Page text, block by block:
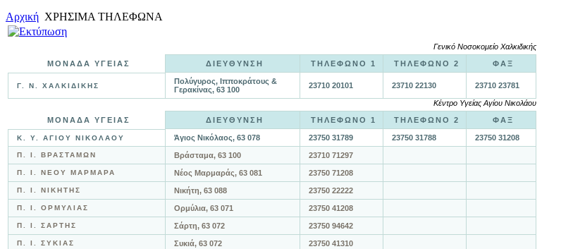
Αρχική ΧΡΗΣΙΜΑ ΤΗΛΕΦΩΝΑ
Γενικό Νοσοκομείο Χαλκιδικής
ΜΟΝΑΔΑ ΥΓΕΙΑΣ
ΔΙΕΥΘΥΝΣΗ ΤΗΛΕΦΩΝΟ 1 ΤΗΛΕΦΩΝΟ 2 ΦΑΞ
Γ. Ν. ΧΑΛΚΙΔΙΚΗΣ
Πολύγυρος, Ιπποκράτους &
Γερακίνας, 63 100
23710 20101 23710 22130 23710 23781
Κέντρο Υγείας Αγίου Νικολάου
ΜΟΝΑΔΑ ΥΓΕΙΑΣ
ΔΙΕΥΘΥΝΣΗ ΤΗΛΕΦΩΝΟ 1 ΤΗΛΕΦΩΝΟ 2 ΦΑΞ
Κ. Υ. ΑΓΙΟΥ ΝΙΚΟΛΑΟΥ Άγιος Νικόλαος, 63 078 23750 31789 23750 31788 23750 31208
Π. Ι. ΒΡΑΣΤΑΜΩΝ Βράσταμα, 63 100 23710 71297
Π. Ι. ΝΕΟΥ ΜΑΡΜΑΡΑ Νέος Μαρμαράς, 63 081 23750 71208
Π. Ι. ΝΙΚΗΤΗΣ Νικήτη, 63 088 23750 22222
Π. Ι. ΟΡΜΥΛΙΑΣ Ορμύλια, 63 071 23750 41208
Π. Ι. ΣΑΡΤΗΣ Σάρτη, 63 072 23750 94642
Π. Ι. ΣΥΚΙΑΣ Συκιά, 63 072
23750 41310